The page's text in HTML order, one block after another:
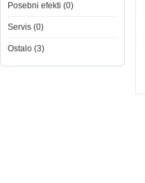
Posebni efekti (0)
Servis (0)
Ostalo (3)